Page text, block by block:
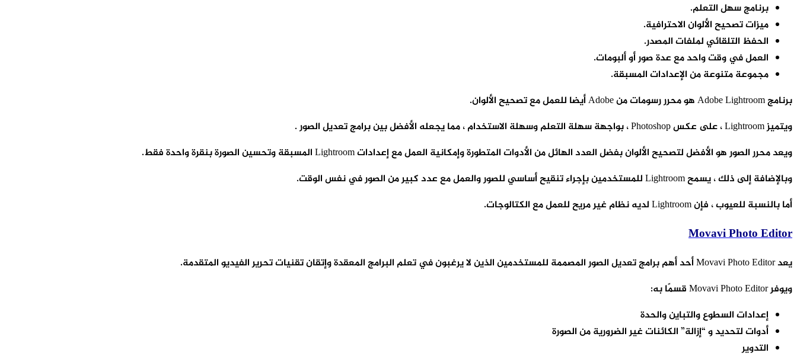
برنامج سهل التعلم.
ميزات تصحيح الألوان الاحترافية.
الحفظ التلقائي لملفات المصدر.
العمل في وقت واحد مع عدة صور أو ألبومات.
مجموعة متنوعة من الإعدادات المسبقة.
برنامج Adobe Lightroom هو محرر رسومات من Adobe أيضا للعمل مع تصحيح الألوان.
ويتميز Lightroom ، على عكس Photoshop ، بواجهة سهلة التعلم وسهلة الاستخدام ، مما يجعله الأفضل بين برامج تعديل الصور .
ويعد محرر الصور هو الأفضل لتصحيح الألوان بفضل العدد الهائل من الأدوات المتطورة وإمكانية العمل مع إعدادات Lightroom المسبقة وتحسين الصورة بنقرة واحدة فقط.
وبالإضافة إلى ذلك ، يسمح Lightroom للمستخدمين بإجراء تنقيح أساسي للصور والعمل مع عدد كبير من الصور في نفس الوقت.
أما بالنسبة للعيوب ، فإن Lightroom لديه نظام غير مريح للعمل مع الكتالوجات.
Movavi Photo Editor
يعد Movavi Photo Editor أحد أهم برامج تعديل الصور المصممة للمستخدمين الذين لا يرغبون في تعلم البرامج المعقدة وإتقان تقنيات تحرير الفيديو المتقدمة.
ويوفر Movavi Photo Editor قسمًا به:
إعدادات السطوع والتباين والحدة
أدوات لتحديد و “إزالة” الكائنات غير الضرورية من الصورة
التدوير